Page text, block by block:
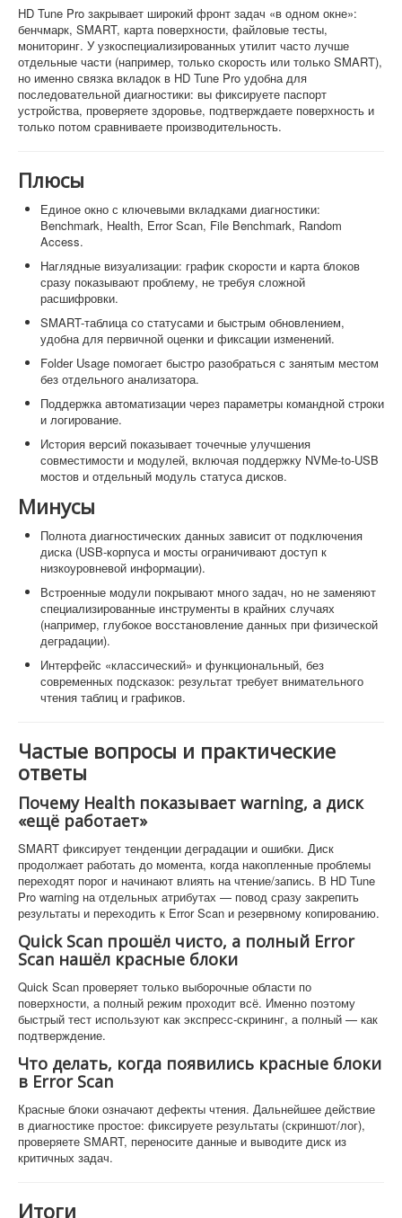
HD Tune Pro закрывает широкий фронт задач «в одном окне»:
бенчмарк, SMART, карта поверхности, файловые тесты,
мониторинг. У узкоспециализированных утилит часто лучше
отдельные части (например, только скорость или только SMART),
но именно связка вкладок в HD Tune Pro удобна для
последовательной диагностики: вы фиксируете паспорт
устройства, проверяете здоровье, подтверждаете поверхность и
только потом сравниваете производительность.
Плюсы
Единое окно с ключевыми вкладками диагностики:
Benchmark, Health, Error Scan, File Benchmark, Random
Access.
Наглядные визуализации: график скорости и карта блоков
сразу показывают проблему, не требуя сложной
расшифровки.
SMART-таблица со статусами и быстрым обновлением,
удобна для первичной оценки и фиксации изменений.
Folder Usage помогает быстро разобраться с занятым местом
без отдельного анализатора.
Поддержка автоматизации через параметры командной строки
и логирование.
История версий показывает точечные улучшения
совместимости и модулей, включая поддержку NVMe-to-USB
мостов и отдельный модуль статуса дисков.
Минусы
Полнота диагностических данных зависит от подключения
диска (USB-корпуса и мосты ограничивают доступ к
низкоуровневой информации).
Встроенные модули покрывают много задач, но не заменяют
специализированные инструменты в крайних случаях
(например, глубокое восстановление данных при физической
деградации).
Интерфейс «классический» и функциональный, без
современных подсказок: результат требует внимательного
чтения таблиц и графиков.
Частые вопросы и практические
ответы
Почему Health показывает warning, а диск
«ещё работает»
SMART фиксирует тенденции деградации и ошибки. Диск
продолжает работать до момента, когда накопленные проблемы
переходят порог и начинают влиять на чтение/запись. В HD Tune
Pro warning на отдельных атрибутах — повод сразу закрепить
результаты и переходить к Error Scan и резервному копированию.
Quick Scan прошёл чисто, а полный Error
Scan нашёл красные блоки
Quick Scan проверяет только выборочные области по
поверхности, а полный режим проходит всё. Именно поэтому
быстрый тест используют как экспресс-скрининг, а полный — как
подтверждение.
Что делать, когда появились красные блоки
в Error Scan
Красные блоки означают дефекты чтения. Дальнейшее действие
в диагностике простое: фиксируете результаты (скриншот/лог),
проверяете SMART, переносите данные и выводите диск из
критичных задач.
Итоги